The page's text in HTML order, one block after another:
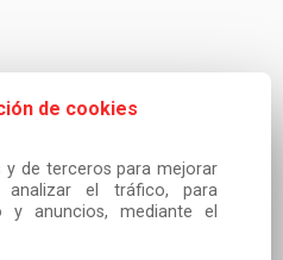
de cookies
y de terceros para mejorar
analizar el tráfico, para
y anuncios, mediante el